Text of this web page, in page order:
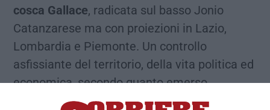
cosca Gallace, radicata sul basso Jonio
Catanzarese ma con proiezioni in Lazio,
Lombardia e Piemonte. Un controllo
asfissiante del territorio, della vita politica ed
economica, secondo quanto emerso
dall’inchiesta “Ostro” della Dda di Catanzaro